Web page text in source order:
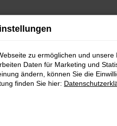
zu ermöglichen und unsere
Daten für Marketing und
ändern, können Sie die
finden Sie hier: